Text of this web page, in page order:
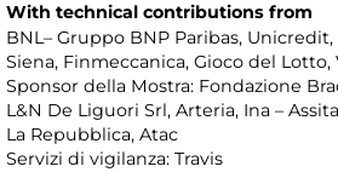
With technical contributions from
BNL– Gruppo BNP Paribas,
Siena, Finmeccanica, Gioco del Lotto,
Sponsor della Mostra: Fondazione
L&N De Liguori Srl, Arteria, Ina –
La Repubblica, Atac
Servizi di vigilanza: Travis